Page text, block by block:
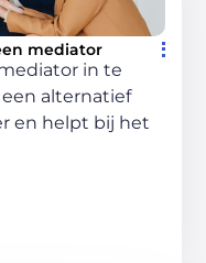
mediator
in te
alternatief
en helpt bij het